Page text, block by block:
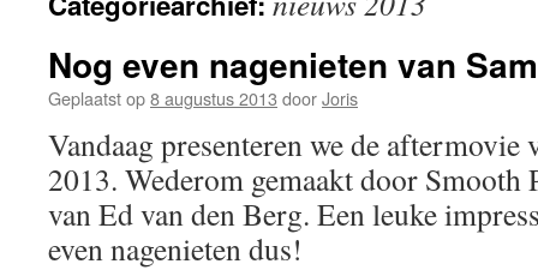
Nog even nagenieten van
Geplaatst op8 augustus 2013 doorJoris
Vandaag presenteren we de aftermovie
2013. Wederom gemaakt door Smooth
van Ed van den Berg. Een leuke
even nagenieten dus!